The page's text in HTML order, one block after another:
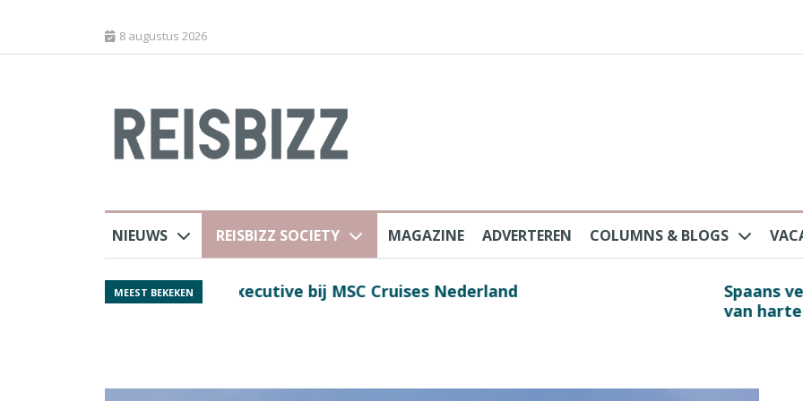
8 augustus 2026
NIEUWS REISBIZZ SOCIETY MAGAZINE ADVERTEREN COLUMNS & BLOGS
MEEST BEKEKEN
Spaans verkeersbureau na protesten massatoerisme: ‘Nederlandse